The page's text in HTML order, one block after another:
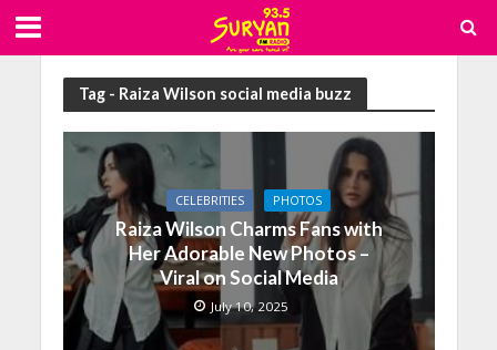
Tag - Raiza Wilson social media buzz
CELEBRITIES PHOTOS
Raiza Wilson Charms Fans with
Her Adorable New Photos –
Viral on Social Media
July 10, 2025